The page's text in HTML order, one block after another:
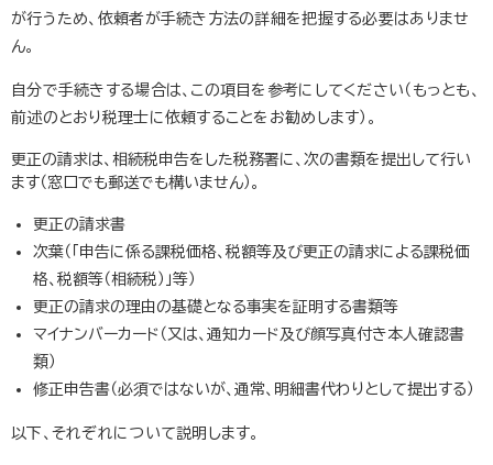
が行うため、依頼者が手続き方法の詳細を把握する必要はありませ
ん。
自分で手続きする場合は、この項目を参考にしてください（もっとも、
前述のとおり税理士に依頼することをお勧めします）。
更正の請求は、相続税申告をした税務署に、次の書類を提出して行い
ます（窓口でも郵送でも構いません）。
更正の請求書
次葉（「申告に係る課税価格、税額等及び更正の請求による課税価
格、税額等（相続税）」等）
更正の請求の理由の基礎となる事実を証明する書類等
マイナンバーカード（又は、通知カード及び顔写真付き本人確認書
類）
修正申告書（必須ではないが、通常、明細書代わりとして提出する）
以下、それぞれについて説明します。